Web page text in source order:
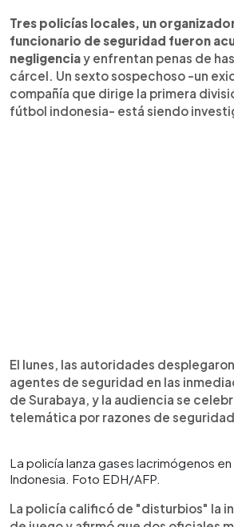
Tres policías locales, un
funcionario de seguridad fueron
negligenciay enfrentan penas de
cárcel. Un sexto sospechoso -un
compañía que dirige la primera
fútbol indonesia- está siendo
El lunes, las autoridades
agentes de seguridad en las
de Surabaya, y la audiencia se
telemática por razones de
La policía lanza gases lacrimógenos
Indonesia. Foto EDH/AFP.
La policía calificó de "disturbios" la